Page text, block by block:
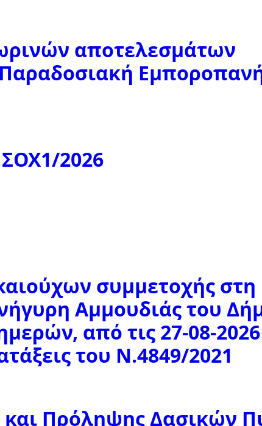
αποτελεσμάτων
2026
συμμετοχής στη
Αμμουδιάς του
από τις 27-08-
του Ν.4849/2021
Πρόληψης Δασικών